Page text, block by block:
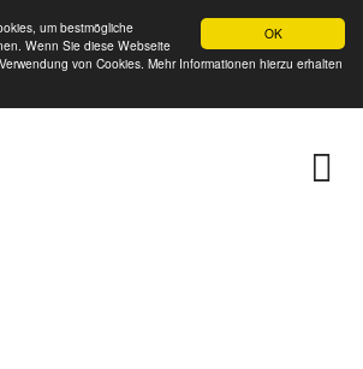
OK
um bestmögliche
Wenn Sie diese Webseite
von Cookies. Mehr Informationen hierzu erhalten